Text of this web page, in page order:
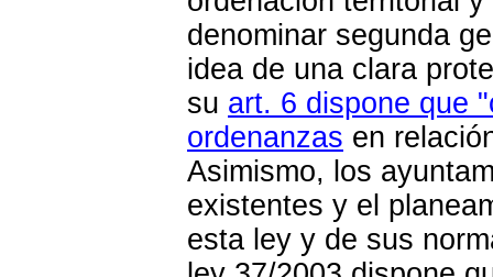
denominar segunda
idea de una clara
su art. 6 dispone que
ordenanzas en
Asimismo, los
existentes y el
esta ley y de sus